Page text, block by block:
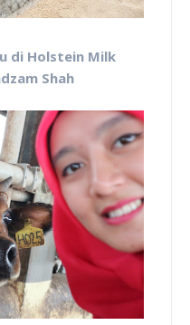
di Holstein Milk
Shah